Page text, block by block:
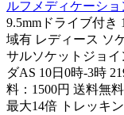
ルフメディケーショ
9.5mmドライブ付き
域有 レディース ソ
サルソケットジョイ
ダAS 10日0時-3時
料：1500円 送料無
最大14倍 トレッキ